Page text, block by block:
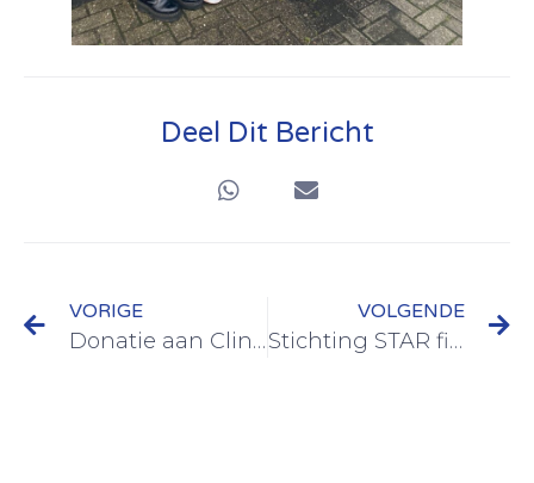
Deel Dit Bericht
VORIGE
Donatie aan Cliniclowns van het MartiniZiekenhuis
VOLGENDE
Stichting STAR fietst voor knuffelvriendjes!